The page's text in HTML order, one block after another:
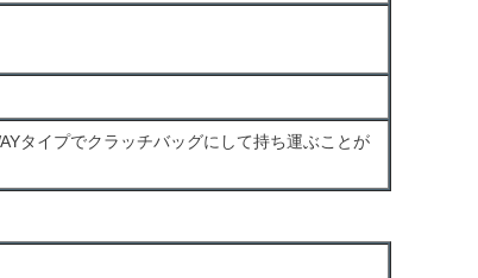
タイプでクラッチバッグにして持ち運ぶことが